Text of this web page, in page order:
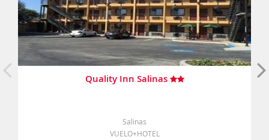
Quality Inn Salinas
Salinas
VUELO+HOTEL